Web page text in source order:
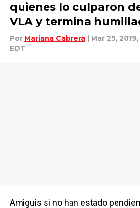
quienes lo culparon
VLA y termina
Por Mariana Cabrera | Mar 25,
EDT
Amiguis si no han estado